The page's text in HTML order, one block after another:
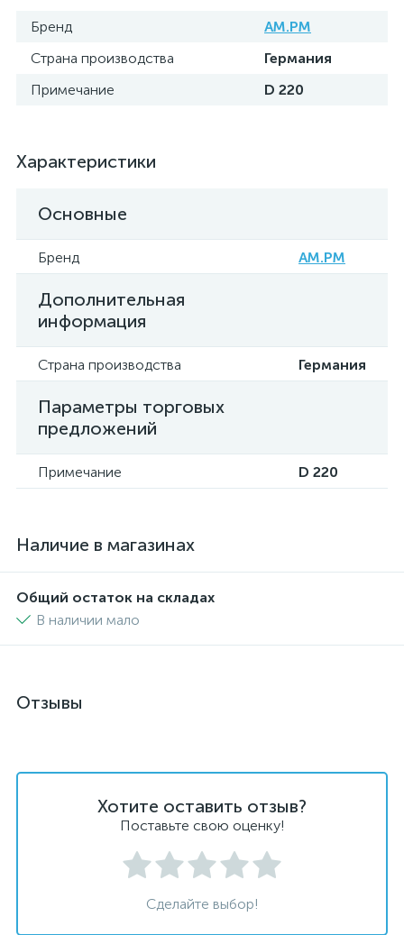
Бренд
AM.PM
Страна производства
Германия
Примечание
D 220
Характеристики
Основные
Бренд AM.PM
Дополнительная
информация
Страна производства Германия
Параметры торговых
предложений
Примечание D 220
Наличие в магазинах
Общий остаток на складах
В наличии мало
Отзывы
Хотите оставить отзыв?
Поставьте свою оценку!
Сделайте выбор!